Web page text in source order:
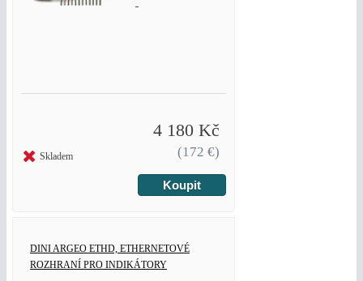
4 180 Kč
(172 €)
Skladem
DINI ARGEO ETHD, ETHERNETOVÉ
ROZHRANÍ PRO INDIKÁTORY